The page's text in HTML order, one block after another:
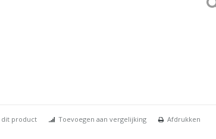
dit product Toevoegen aan vergelijking Afdrukken